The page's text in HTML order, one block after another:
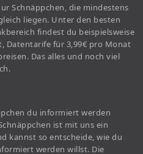
Schnäppchen, die mindestens
liegen. Unter den besten
findest du beispielsweise
Datentarife für 3,99€ pro Monat
Das alles und noch viel
du informiert werden
ist mit uns ein
kannst so entscheide, wie du
werden willst. Die